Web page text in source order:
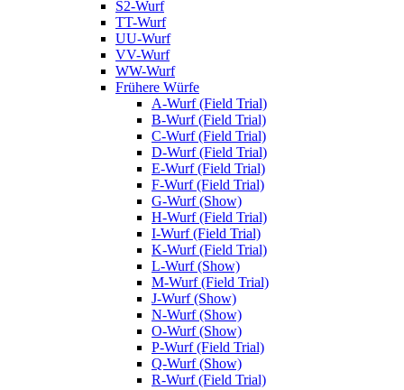
S2-Wurf
TT-Wurf
UU-Wurf
VV-Wurf
WW-Wurf
Frühere Würfe
A-Wurf (Field Trial)
B-Wurf (Field Trial)
C-Wurf (Field Trial)
D-Wurf (Field Trial)
E-Wurf (Field Trial)
F-Wurf (Field Trial)
G-Wurf (Show)
H-Wurf (Field Trial)
I-Wurf (Field Trial)
K-Wurf (Field Trial)
L-Wurf (Show)
M-Wurf (Field Trial)
J-Wurf (Show)
N-Wurf (Show)
O-Wurf (Show)
P-Wurf (Field Trial)
Q-Wurf (Show)
R-Wurf (Field Trial)